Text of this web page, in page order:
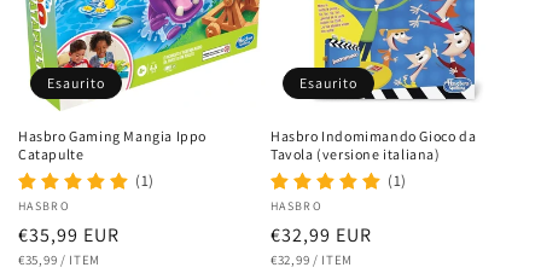
Esaurito
Hasbro Gaming Mangia Ippo
Catapulte
(1)
Fornitore:
HASBRO
Prezzo
di
€35,99 EUR
PREZZO
€35,99 / PER
ITEM
Esaurito
Hasbro Indomimando Gioco da
Tavola (versione italiana)
(1)
Fornitore:
HASBRO
Prezzo
di
€32,99 EUR
PREZZO
€32,99 / PER
ITEM